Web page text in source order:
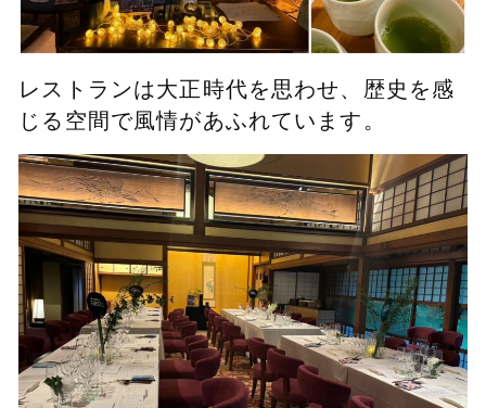
レストランは大正時代を思わせ、歴史を感
じる空間で風情があふれています。